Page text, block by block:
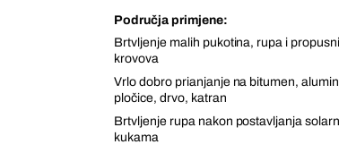
Područja primjene:
Brtvljenje malih pukotina, rupa i
krovova
Vrlo dobro prianjanje na bitumen,
pločice, drvo, katran
Brtvljenje rupa nakon postavljanja
kukama